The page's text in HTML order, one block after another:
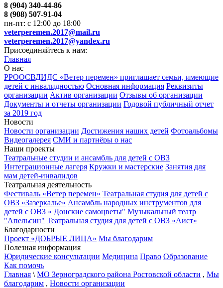
8 (904) 340-44-86
8 (908) 507-91-04
пн-пт: с 12:00 до 18:00
veterperemen.2017@mail.ru
veterperemen.2017@yandex.ru
Присоединяйтесь к нам:
Главная
О нас
РРООСВДИДС «Ветер перемен» приглашает семьи, имеющие
детей с инвалидностью Основная информация Реквизиты
организации Актив организации Отзывы об организации
Документы и отчеты организации Годовой публичный отчет
за 2019 год
Новости
Новости организации Достижения наших детей Фотоальбомы
Видеогалерея СМИ и партнёры о нас
Наши проекты
Театральные студии и ансамбль для детей с ОВЗ
Интеграционные лагеря Кружки и мастерские Занятия для
мам детей-инвалидов
Театральная деятельность
Фестиваль «Ветер перемен» Театральная студия для детей с
ОВЗ «Зазеркалье» Ансамбль народных инструментов для
детей с ОВЗ « Донские самоцветы" Музыкальный театр
"Апельсин" Театральная студия для детей с ОВЗ «Аист»
Благодарности
Проект «ДОБРЫЕ ЛИЦА» Мы благодарим
Полезная информация
Юридические консультации Медицина Право Образование
Как помочь
Главная \ МО Зерноградского района Ростовской области , Мы
благодарим , Новости организации